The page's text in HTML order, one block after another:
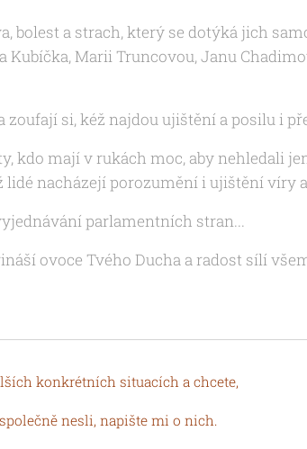
bolest a strach, který se dotýká jich
Marii Truncovou, Janu
si, kéž najdou ujištění a posilu i
kdo mají v rukách moc, aby nehledali
nacházejí porozumění i ujištění víry
parlamentních stran...
ovoce Tvého Ducha a radost sílí
konkrétních situacích a chcete,
nesli, napište mi o nich.